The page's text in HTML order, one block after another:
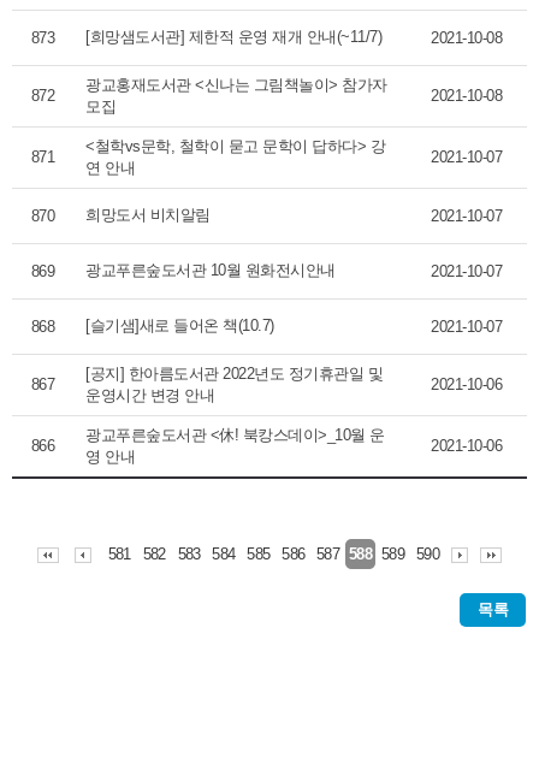
873 [희망샘도서관] 제한적 운영 재개 안내(~11/7) 2021-10-08
872
광교홍재도서관 <신나는 그림책놀이> 참가자
모집
2021-10-08
871
<철학vs문학, 철학이 묻고 문학이 답하다> 강
연 안내
2021-10-07
870 희망도서 비치알림 2021-10-07
869 광교푸른숲도서관 10월 원화전시안내 2021-10-07
868 [슬기샘]새로 들어온 책(10.7) 2021-10-07
867
[공지] 한아름도서관 2022년도 정기휴관일 및
운영시간 변경 안내
2021-10-06
866
광교푸른숲도서관 <休! 북캉스데이>_10월 운
영 안내
2021-10-06
581 582 583 584 585 586 587 588 589 590
목록